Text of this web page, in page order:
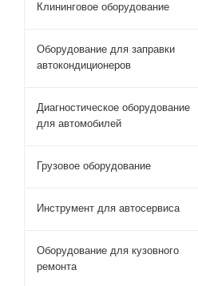
Клининговое оборудование
Оборудование для заправки
автокондиционеров
Диагностическое оборудование
для автомобилей
Грузовое оборудование
Инструмент для автосервиса
Оборудование для кузовного
ремонта